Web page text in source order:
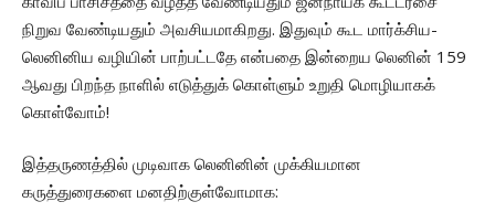
நிறுவ வேண்டியதும் அவசியமாகிறது. இதுவும் கூட மார்க்சிய-
லெனினிய வழியின் பாற்பட்டதே என்பதை இன்றைய லெனின் 159
ஆவது பிறந்த நாளில் எடுத்துக் கொள்ளும் உறுதி மொழியாகக்
கொள்வோம்!
இத்தருணத்தில் முடிவாக லெனினின் முக்கியமான
கருத்துரைகளை மனதிற்குள்வோமாக: